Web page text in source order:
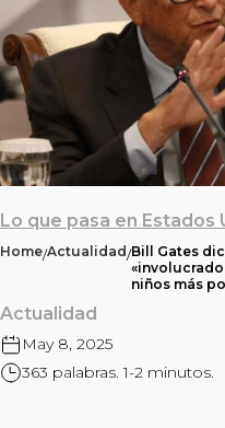
Lo que pasa en Estados
Home/Actualidad/Bill Gates
niños más
Actualidad
May 8, 2025
363 palabras. 1-2 minutos.